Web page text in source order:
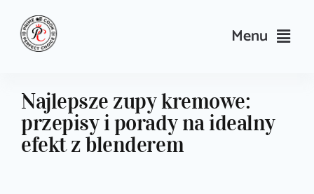
content
Menu
Kulinarne triki i porady
Najlepsze zupy kremowe:
przepisy i porady na idealny
efekt z blenderem